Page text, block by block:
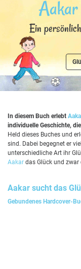
Aakar
Ein
In diesem Buch erlebt
individuelle Geschichte,
Held dieses Buches und
sind. Dabei begegnet er
unterschiedliche Art ihr
Aakar das Glück und zwar
Aakar sucht das
Gebundenes Hardcover-